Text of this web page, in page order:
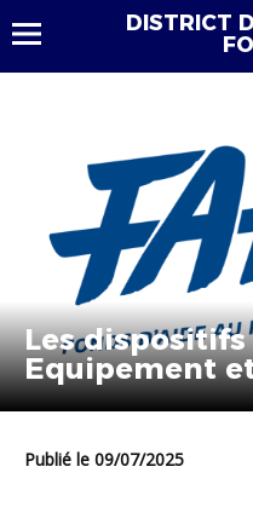
DISTRICT
Les dispositifs
Equipement
2025-2026
Publié le 09/07/2025